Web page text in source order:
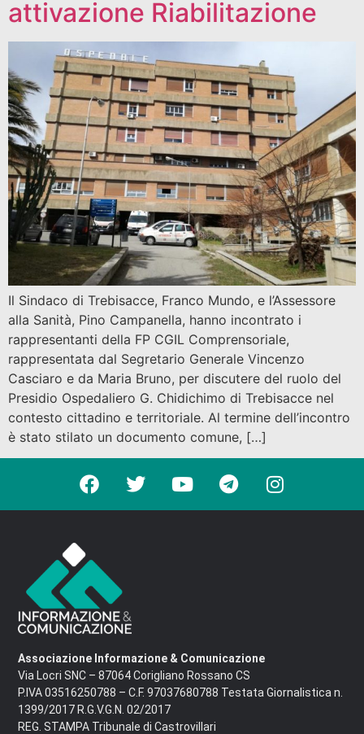
attivazione Riabilitazione
Il Sindaco di Trebisacce, Franco Mundo, e l’Assessore
alla Sanità, Pino Campanella, hanno incontrato i
rappresentanti della FP CGIL Comprensoriale,
rappresentata dal Segretario Generale Vincenzo
Casciaro e da Maria Bruno, per discutere del ruolo del
Presidio Ospedaliero G. Chidichimo di Trebisacce nel
contesto cittadino e territoriale. Al termine dell’incontro
è stato stilato un documento comune, […]
Associazione Informazione & Comunicazione
Via Locri SNC – 87064 Corigliano Rossano CS
P.IVA 03516250788 – C.F. 97037680788 Testata Giornalistica n.
1399/2017 R.G.V.G.N. 02/2017
REG. STAMPA Tribunale di Castrovillari